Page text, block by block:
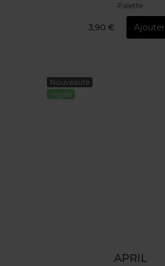
Palette
3,90 € Ajouter
Nouveauté
Vegan
APRIL